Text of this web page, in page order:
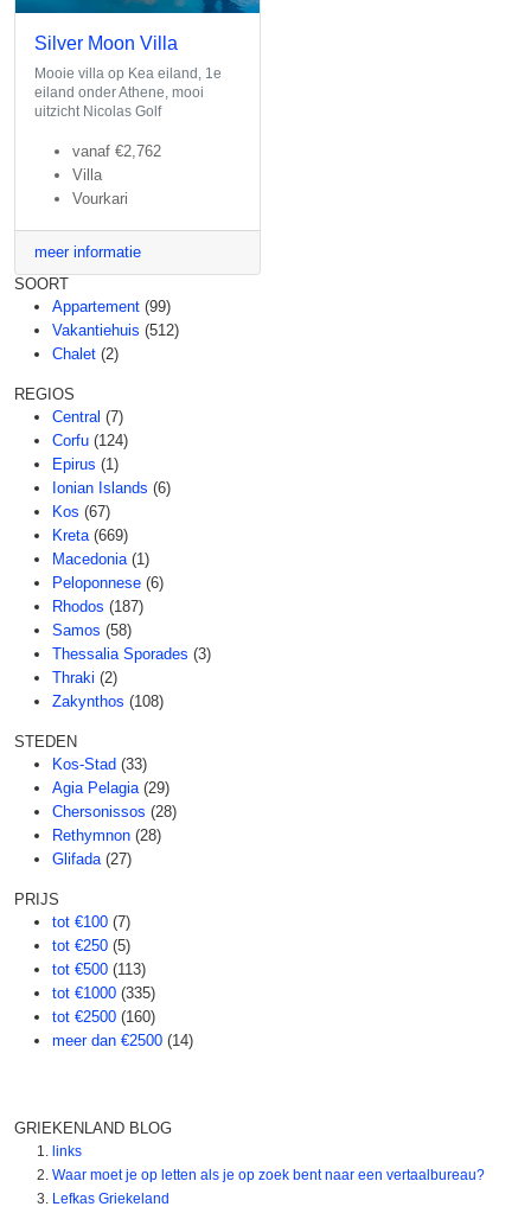
Silver Moon Villa
Mooie villa op Kea eiland, 1e
eiland onder Athene, mooi
uitzicht Nicolas Golf
vanaf €2,762
Villa
Vourkari
meer informatie
SOORT
Appartement (99)
Vakantiehuis (512)
Chalet (2)
REGIOS
Central (7)
Corfu (124)
Epirus (1)
Ionian Islands (6)
Kos (67)
Kreta (669)
Macedonia (1)
Peloponnese (6)
Rhodos (187)
Samos (58)
Thessalia Sporades (3)
Thraki (2)
Zakynthos (108)
STEDEN
Kos-Stad (33)
Agia Pelagia (29)
Chersonissos (28)
Rethymnon (28)
Glifada (27)
PRIJS
tot €100 (7)
tot €250 (5)
tot €500 (113)
tot €1000 (335)
tot €2500 (160)
meer dan €2500 (14)
GRIEKENLAND BLOG
links
Waar moet je op letten als je op zoek bent naar een vertaalbureau?
Lefkas Griekeland